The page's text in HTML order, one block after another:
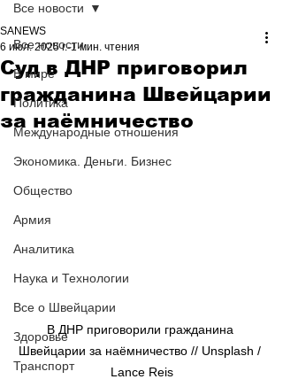
Все новости
В мире
Политика
Международные отношения
Экономика. Деньги. Бизнес
Общество
Армия
Аналитика
Наука и Технологии
Все о Швейцарии
Здоровье
Транспорт
Все новости
Суд в ДНР приговорил
гражданина Швейцарии
за наёмничество
SANEWS
6 июл. 2025 г. 1 мин. чтения
В ДНР приговорили гражданина
Швейцарии за наёмничество // Unsplash /
Lance Reis